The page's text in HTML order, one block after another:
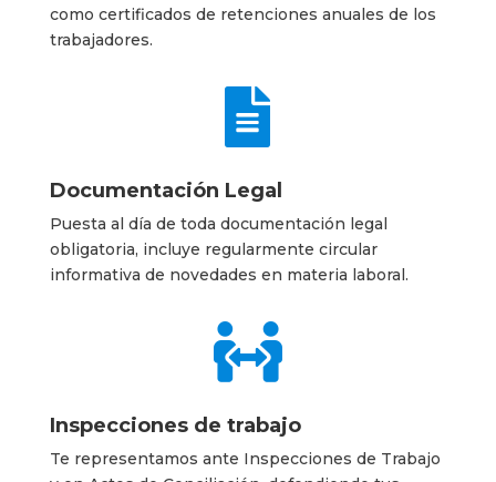
como certificados de retenciones anuales de los
trabajadores.

Documentación Legal
Puesta al día de toda documentación legal
obligatoria, incluye regularmente circular
informativa de novedades en materia laboral.

Inspecciones de trabajo
Te representamos ante Inspecciones de Trabajo